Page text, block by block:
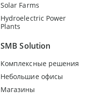
Solar Farms
Hydroelectric Power
Plants
SMB Solution
Комплексные решения
Небольшие офисы
Магазины